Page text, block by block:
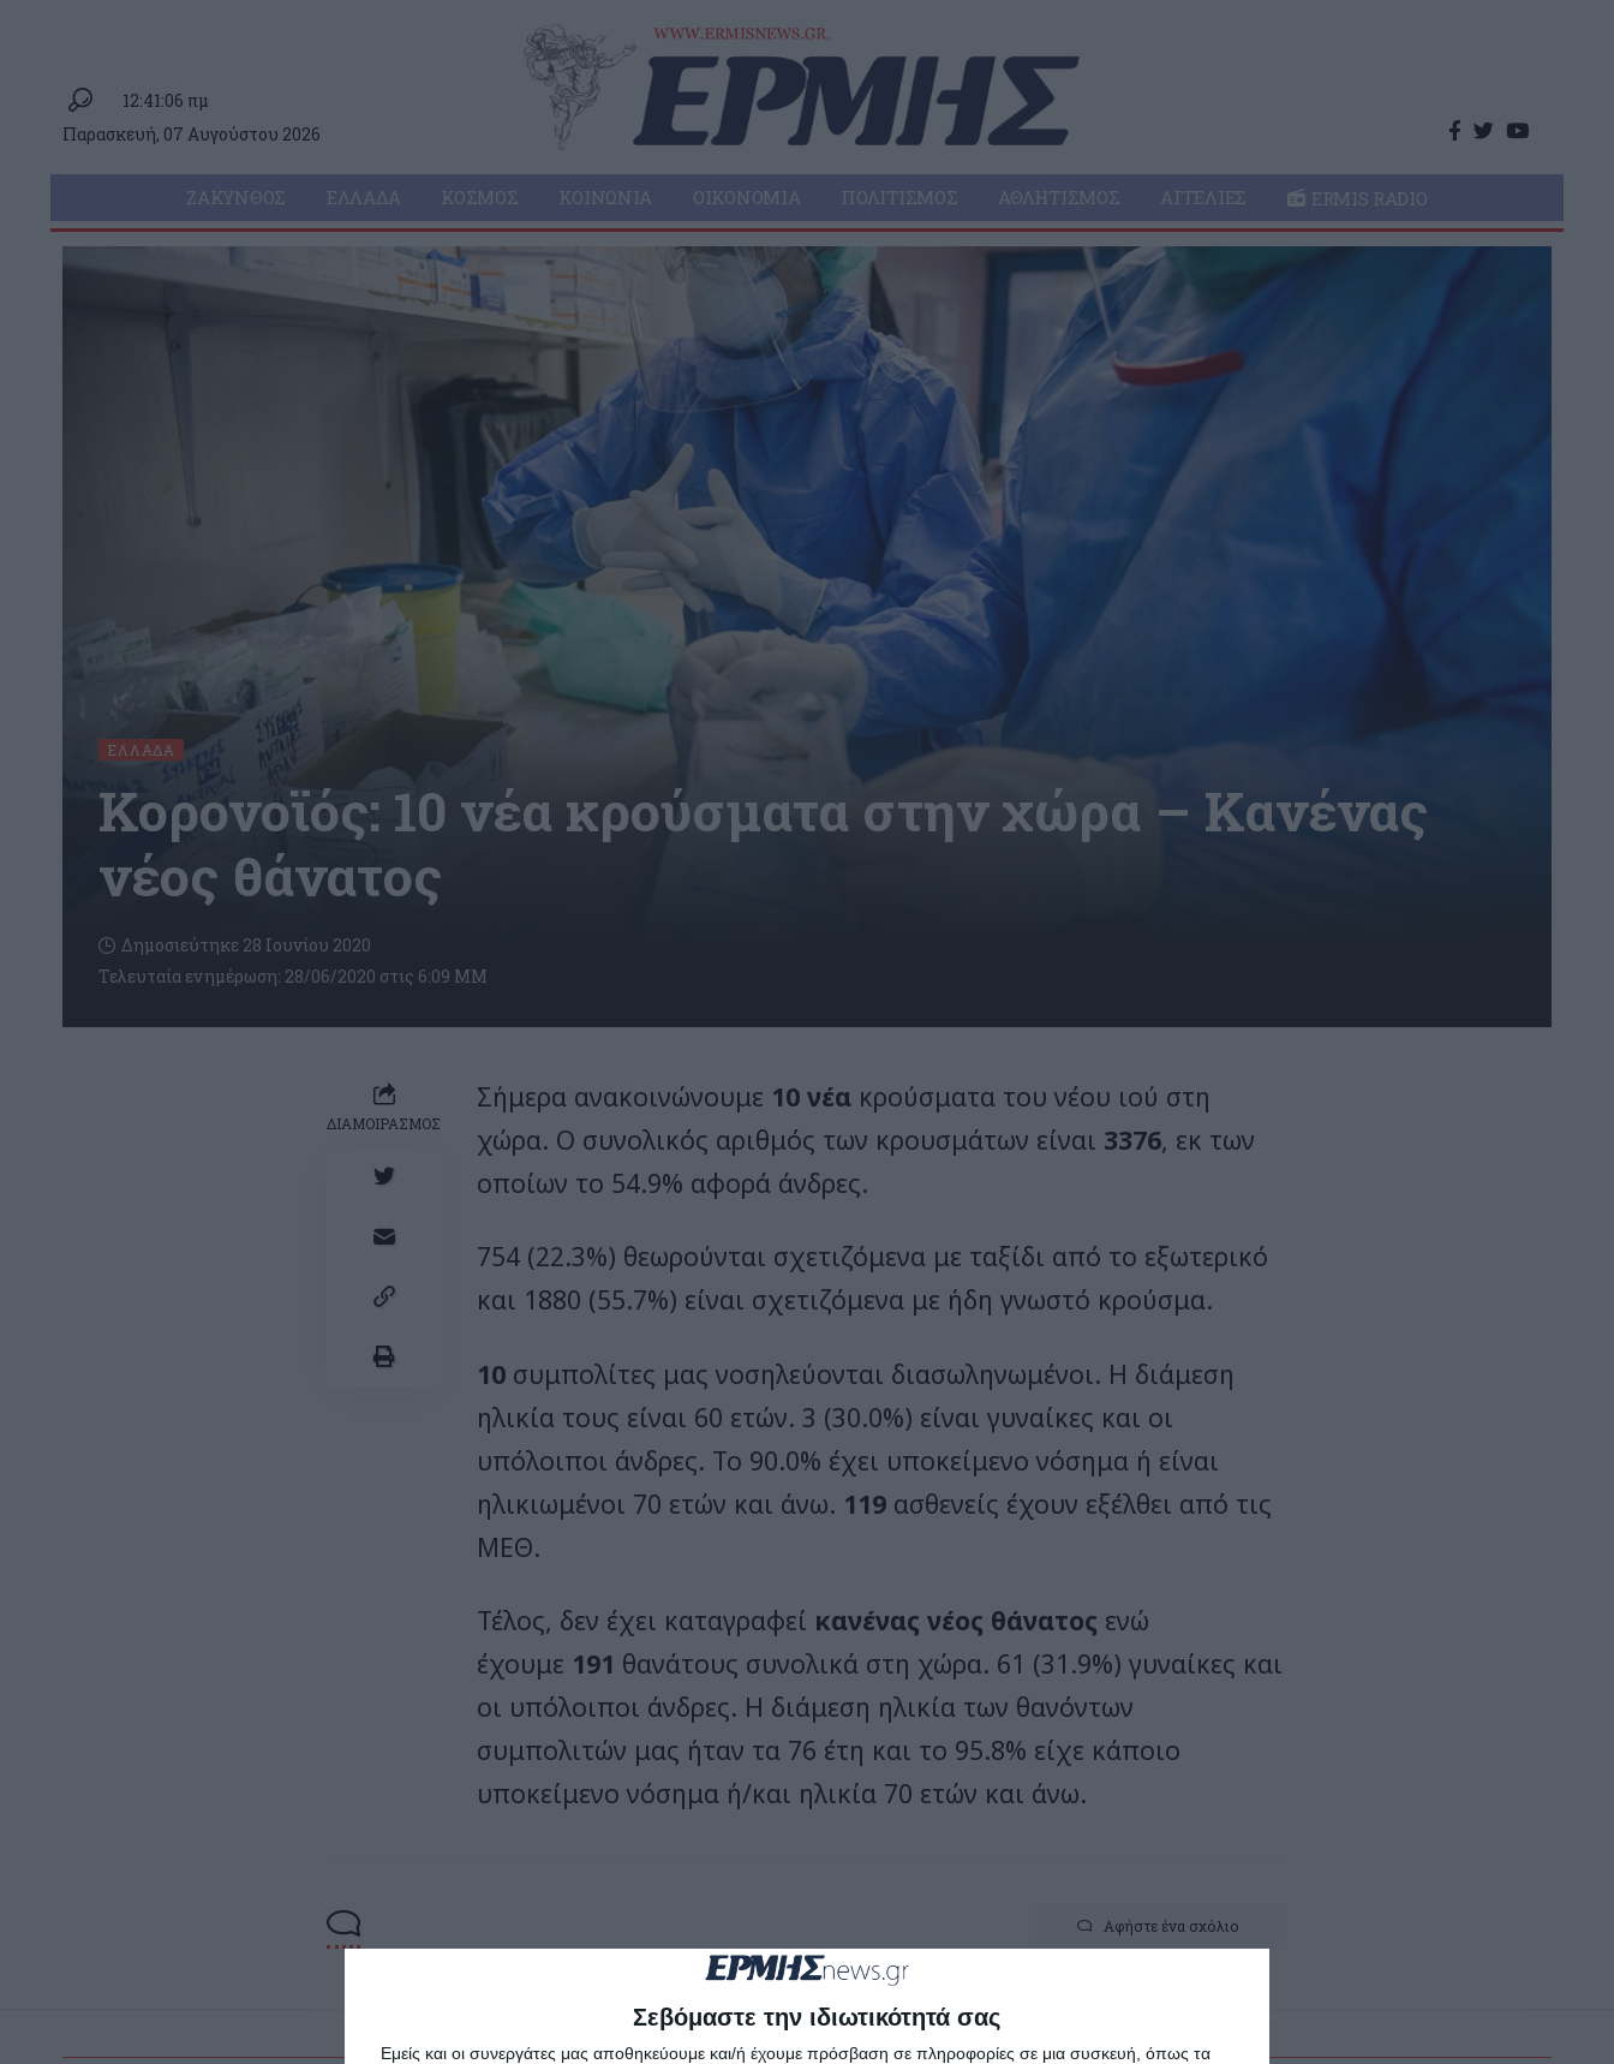
Σεβόμαστε την ιδιωτικότητά σας
Εμείς και οι συνεργάτες μας αποθηκεύουμε και/ή έχουμε πρόσβαση σε πληροφορίες σε μια συσκευή, όπως τα
12:41:06 πμ
Παρασκευή, 07 Αυγούστου 2026
ΖΆΚΥΝΘΟΣ ΕΛΛΆΔΑ ΚΌΣΜΟΣ ΚΟΙΝΩΝΊΑ ΟΙΚΟΝΟΜΊΑ ΠΟΛΙΤΙΣΜΌΣ ΑΘΛΗΤΙΣΜΌΣ ΑΓΓΕΛΊΕΣ ERMIS RADIO
ΕΛΛΆΔΑ
Κορονοϊός: 10 νέα κρούσματα στην χώρα – Κανένας
νέος θάνατος
Τελευταία ενημέρωση: 28/06/2020 στις 6:09 ΜΜ
Δημοσιεύτηκε 28 Ιουνίου 2020
ΔΙΑΜΟΙΡΑΣΜΟΣ
Σήμερα ανακοινώνουμε 10 νέα κρούσματα του νέου ιού στη
χώρα. Ο συνολικός αριθμός των κρουσμάτων είναι 3376, εκ των
οποίων το 54.9% αφορά άνδρες.
754 (22.3%) θεωρούνται σχετιζόμενα με ταξίδι από το εξωτερικό
και 1880 (55.7%) είναι σχετιζόμενα με ήδη γνωστό κρούσμα.
10 συμπολίτες μας νοσηλεύονται διασωληνωμένοι. Η διάμεση
ηλικία τους είναι 60 ετών. 3 (30.0%) είναι γυναίκες και οι
υπόλοιποι άνδρες. To 90.0% έχει υποκείμενο νόσημα ή είναι
ηλικιωμένοι 70 ετών και άνω. 119 ασθενείς έχουν εξέλθει από τις
ΜΕΘ.
Τέλος, δεν έχει καταγραφεί κανένας νέος θάνατος ενώ
έχουμε 191 θανάτους συνολικά στη χώρα. 61 (31.9%) γυναίκες και
οι υπόλοιποι άνδρες. Η διάμεση ηλικία των θανόντων
συμπολιτών μας ήταν τα 76 έτη και το 95.8% είχε κάποιο
υποκείμενο νόσημα ή/και ηλικία 70 ετών και άνω.
Αφήστε ένα σχόλιο